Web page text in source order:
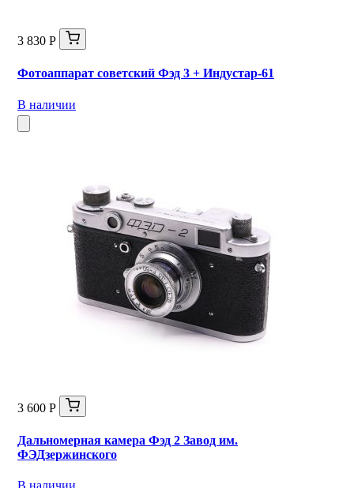
3 830 Р
Фотоаппарат советский Фэд 3 + Индустар-61
В наличии
3 600 Р
Дальномерная камера Фэд 2 Завод им.
ФЭДзержинского
В наличии